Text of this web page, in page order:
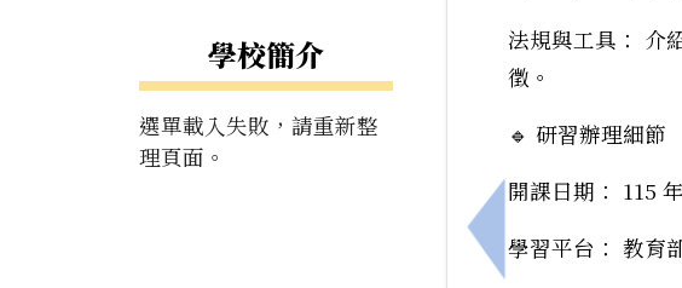
學校簡介
選單載入失敗，請重新整
理頁面。
上一筆：115年度「
法規與工具： 介
徵。
🔹 研習辦理細節
開課日期： 115
學習平台： 教育